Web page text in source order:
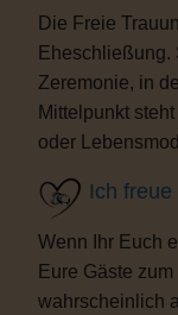
Die Freie
Eheschließung.
Zeremonie, in
Mittelpunkt
oder
Ich
Wenn Ihr Euch
Eure Gäste
wahrscheinlich